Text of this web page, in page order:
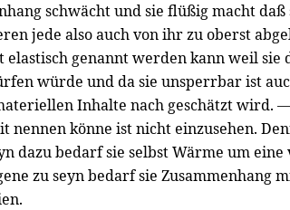
schwächt und sie flüßig macht daß
jede also auch von ihr zu oberst
genannt werden kann weil sie
würde und da sie unsperrbar ist
Inhalte nach geschätzt wird.
nennen könne ist nicht einzusehen.
dazu bedarf sie selbst Wärme um eine
zu seyn bedarf sie Zusammenhang